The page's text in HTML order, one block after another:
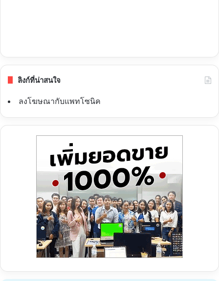
ลิงก์ที่น่าสนใจ
ลงโฆษณากับแพทโซนิค